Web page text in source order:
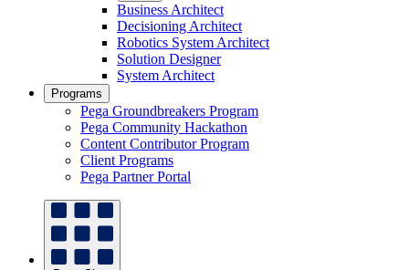
Business Architect
Decisioning Architect
Robotics System Architect
Solution Designer
System Architect
Programs
Pega Groundbreakers Program
Pega Community Hackathon
Content Contributor Program
Client Programs
Pega Partner Portal